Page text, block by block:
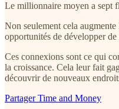
Le millionnaire moyen a sept
Non seulement cela
opportunités de développer
Ces connexions sont ce qui
la croissance. Cela leur fait
découvrir de nouveaux
Partager Time and Money